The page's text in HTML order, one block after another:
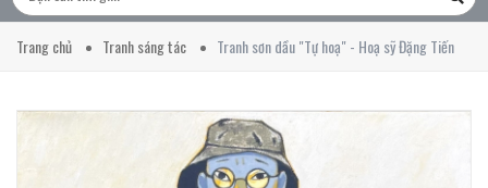
Trang chủ Tranh sáng tác Tranh sơn dầu "Tự hoạ" - Hoạ sỹ Đặng Tiến